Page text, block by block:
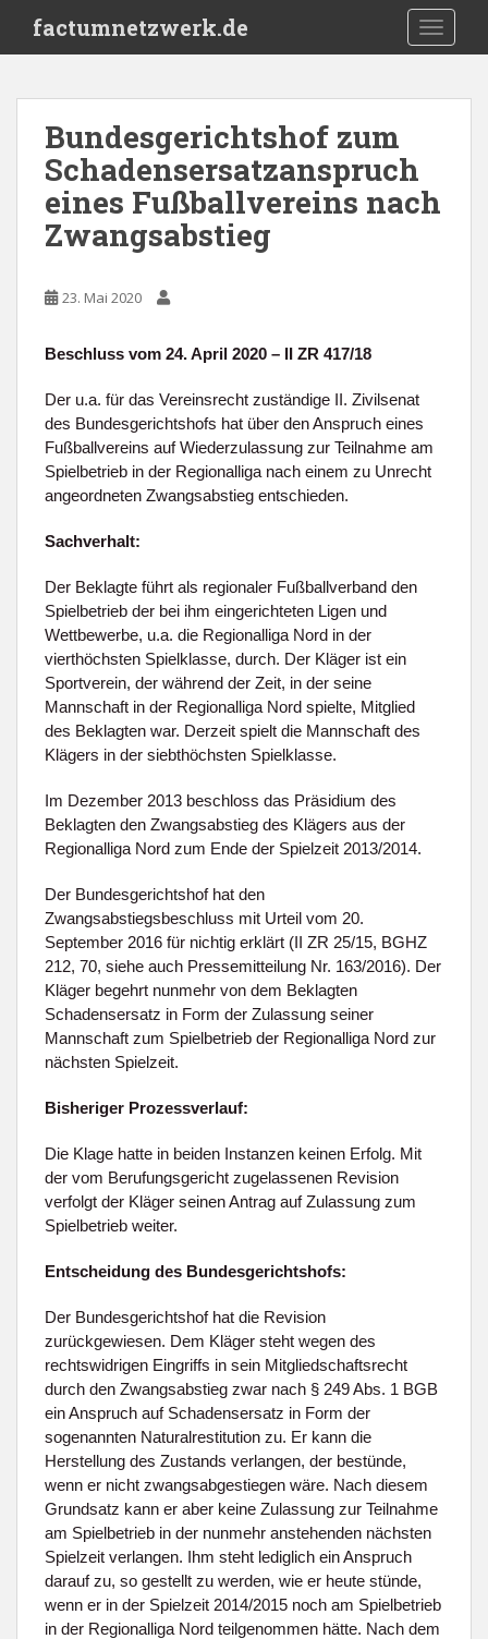
i
factumnetzwerk.de
Bundesgerichtshof zum
Schadensersatzanspruch
eines Fußballvereins nach
Zwangsabstieg
23. Mai 2020
Beschluss vom 24. April 2020 – II ZR 417/18
Der u.a. für das Vereinsrecht zuständige II. Zivilsenat
des Bundesgerichtshofs hat über den Anspruch eines
Fußballvereins auf Wiederzulassung zur Teilnahme am
Spielbetrieb in der Regionalliga nach einem zu Unrecht
angeordneten Zwangsabstieg entschieden.
Sachverhalt:
Der Beklagte führt als regionaler Fußballverband den
Spielbetrieb der bei ihm eingerichteten Ligen und
Wettbewerbe, u.a. die Regionalliga Nord in der
vierthöchsten Spielklasse, durch. Der Kläger ist ein
Sportverein, der während der Zeit, in der seine
Mannschaft in der Regionalliga Nord spielte, Mitglied
des Beklagten war. Derzeit spielt die Mannschaft des
Klägers in der siebthöchsten Spielklasse.
Im Dezember 2013 beschloss das Präsidium des
Beklagten den Zwangsabstieg des Klägers aus der
Regionalliga Nord zum Ende der Spielzeit 2013/2014.
Der Bundesgerichtshof hat den
Zwangsabstiegsbeschluss mit Urteil vom 20.
September 2016 für nichtig erklärt (II ZR 25/15, BGHZ
212, 70, siehe auch Pressemitteilung Nr. 163/2016). Der
Kläger begehrt nunmehr von dem Beklagten
Schadensersatz in Form der Zulassung seiner
Mannschaft zum Spielbetrieb der Regionalliga Nord zur
nächsten Spielzeit.
Bisheriger Prozessverlauf:
Die Klage hatte in beiden Instanzen keinen Erfolg. Mit
der vom Berufungsgericht zugelassenen Revision
verfolgt der Kläger seinen Antrag auf Zulassung zum
Spielbetrieb weiter.
Entscheidung des Bundesgerichtshofs:
Der Bundesgerichtshof hat die Revision
zurückgewiesen. Dem Kläger steht wegen des
rechtswidrigen Eingriffs in sein Mitgliedschaftsrecht
durch den Zwangsabstieg zwar nach § 249 Abs. 1 BGB
ein Anspruch auf Schadensersatz in Form der
sogenannten Naturalrestitution zu. Er kann die
Herstellung des Zustands verlangen, der bestünde,
wenn er nicht zwangsabgestiegen wäre. Nach diesem
Grundsatz kann er aber keine Zulassung zur Teilnahme
am Spielbetrieb in der nunmehr anstehenden nächsten
Spielzeit verlangen. Ihm steht lediglich ein Anspruch
darauf zu, so gestellt zu werden, wie er heute stünde,
wenn er in der Spielzeit 2014/2015 noch am Spielbetrieb
in der Regionalliga Nord teilgenommen hätte. Nach dem